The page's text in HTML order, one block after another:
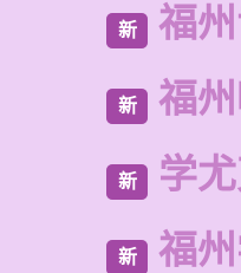
新 福
新 福
新 学
新 福